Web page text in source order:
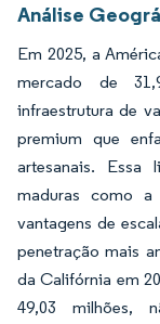
Análise
Em 2025, a
mercado de
infraestrutura de
premium que
artesanais. Essa
maduras como a
vantagens de
penetração mais
da Califórnia em
49,03 milhões,